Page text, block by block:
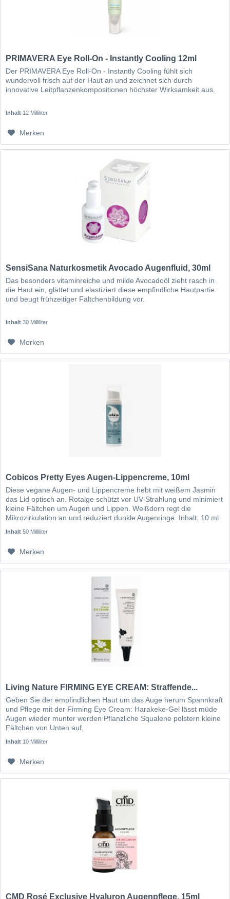
PRIMAVERA Eye Roll-On - Instantly Cooling 12ml
Der PRIMAVERA Eye Roll-On - Instantly Cooling fühlt sich
wundervoll frisch auf der Haut an und zeichnet sich durch
innovative Leitpflanzenkompositionen höchster Wirksamkeit aus.
Inhalt 12 Milliliter
Merken
SensiSana Naturkosmetik Avocado Augenfluid, 30ml
Das besonders vitaminreiche und milde Avocadoöl zieht rasch in
die Haut ein, glättet und elastiziert diese empfindliche Hautpartie
und beugt frühzeitiger Fältchenbildung vor.
Inhalt30 Milliliter
Merken
Cobicos Pretty Eyes Augen-Lippencreme, 10ml
Diese vegane Augen- und Lippencreme hebt mit weißem Jasmin
das Lid optisch an. Rotalge schützt vor UV-Strahlung und minimiert
kleine Fältchen um Augen und Lippen. Weißdorn regt die
Mikrozirkulation an und reduziert dunkle Augenringe. Inhalt: 10 ml
Inhalt50 Milliliter
Merken
Living Nature FIRMING EYE CREAM: Straffende...
Geben Sie der empfindlichen Haut um das Auge herum Spannkraft
und Pflege mit der Firming Eye Cream: Harakeke-Gel lässt müde
Augen wieder munter werden Pflanzliche Squalene polstern kleine
Fältchen von Unten auf.
Inhalt 10 Milliliter
Merken
CMD Rosé Exclusive Hyaluron Augenpflege, 15ml